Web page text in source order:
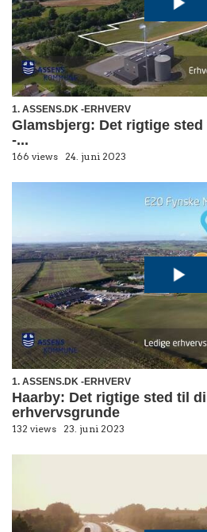
1. ASSENS.DK -ERHVERV
Glamsbjerg: Det rigtige
-...
166 views 24. juni 2023
1. ASSENS.DK -ERHVERV
Haarby: Det rigtige sted til
erhvervsgrunde
132 views 23. juni 2023